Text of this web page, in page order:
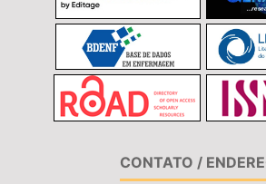
CONTATO /